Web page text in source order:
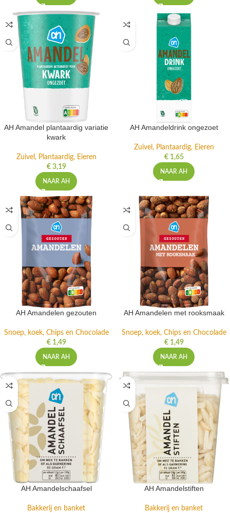
AH Amandel plantaardig variatie
kwark
Zuivel, Plantaardig, Eieren
€3,19
NAAR AH
AH Amandeldrink ongezoet
Zuivel, Plantaardig, Eieren
€1,65
NAAR AH
AH Amandelen gezouten
Snoep, koek, Chips en Chocolade
€1,49
NAAR AH
AH Amandelen met rooksmaak
Snoep, koek, Chips en Chocolade
€1,49
NAAR AH
AH Amandelschaafsel
Bakkerij en banket
AH Amandelstiften
Bakkerij en banket